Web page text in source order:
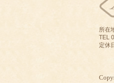
所在
TEL
定休